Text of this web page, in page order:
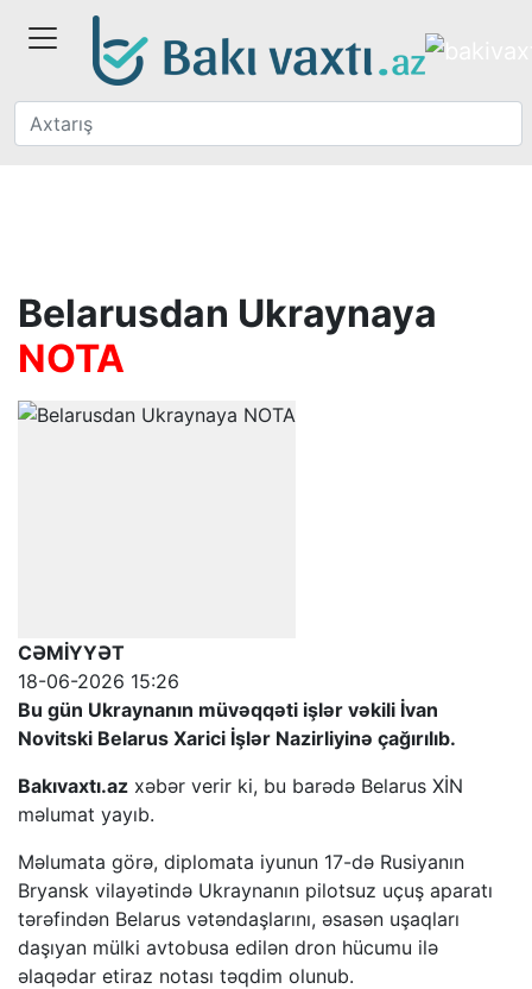
Belarusdan Ukraynaya
NOTA
CƏMİYYƏT
18-06-2026 15:26
Bu gün Ukraynanın müvəqqəti işlər vəkili İvan
Novitski Belarus Xarici İşlər Nazirliyinə çağırılıb.
Bakıvaxtı.az xəbər verir ki, bu barədə Belarus XİN
məlumat yayıb.
Məlumata görə, diplomata iyunun 17-də Rusiyanın
Bryansk vilayətində Ukraynanın pilotsuz uçuş aparatı
tərəfindən Belarus vətəndaşlarını, əsasən uşaqları
daşıyan mülki avtobusa edilən dron hücumu ilə
əlaqədar etiraz notası təqdim olunub.